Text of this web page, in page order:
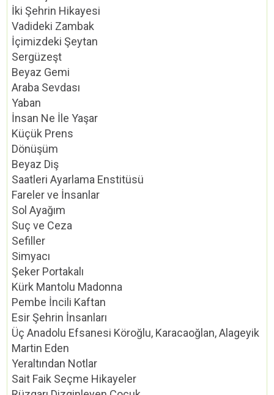
İki Şehrin Hikayesi
Vadideki Zambak
İçimizdeki Şeytan
Sergüzeşt
Beyaz Gemi
Araba Sevdası
Yaban
İnsan Ne İle Yaşar
Küçük Prens
Dönüşüm
Beyaz Diş
Saatleri Ayarlama Enstitüsü
Fareler ve İnsanlar
Sol Ayağım
Suç ve Ceza
Sefiller
Simyacı
Şeker Portakalı
Kürk Mantolu Madonna
Pembe İncili Kaftan
Esir Şehrin İnsanları
Üç Anadolu Efsanesi Köroğlu, Karacaoğlan, Alageyik
Martin Eden
Yeraltından Notlar
Sait Faik Seçme Hikayeler